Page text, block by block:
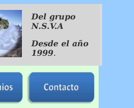
Del grupo
N.S.V.A
Desde el año
1999.